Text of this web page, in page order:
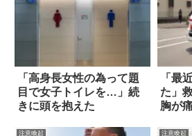
「高身長女性の為って題
目で女子トイレを…」続
きに頭を抱えた
「最
た」
胸が
注意喚起 注意喚起